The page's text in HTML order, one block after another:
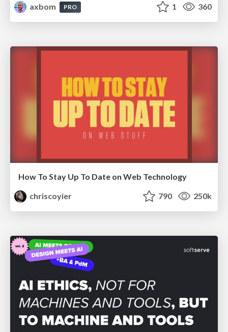
axbom
PRO 1 360
How To Stay Up To Date on Web Technology
chriscoyier
790 250k